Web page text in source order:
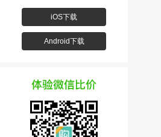
iOS下载
Android下载